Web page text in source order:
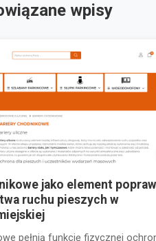
wpisy
jako element
ruchu pieszych w
pełnią funkcję fizycznej